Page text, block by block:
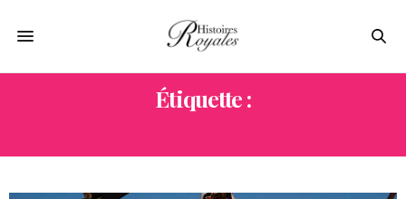
Étiquette :